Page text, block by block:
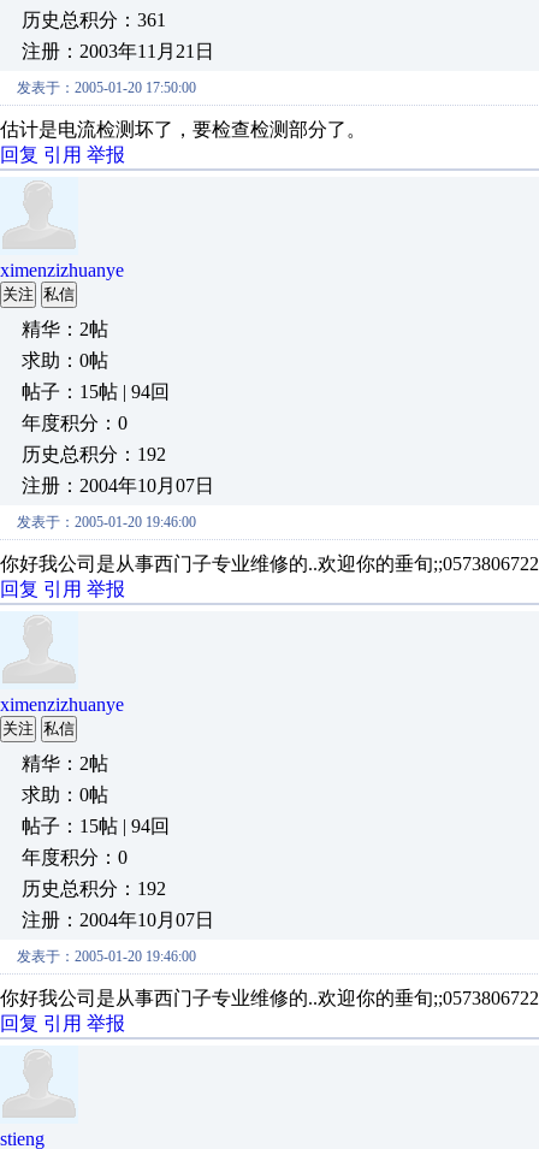
历史总积分：361
注册：2003年11月21日
发表于：2005-01-20 17:50:00
估计是电流检测坏了，要检查检测部分了。
回复 引用 举报
ximenzizhuanye
关注 私信
精华：2帖
求助：0帖
帖子：15帖 | 94回
年度积分：0
历史总积分：192
注册：2004年10月07日
发表于：2005-01-20 19:46:00
你好我公司是从事西门子专业维修的..欢迎你的垂旬
回复 引用 举报
ximenzizhuanye
关注 私信
精华：2帖
求助：0帖
帖子：15帖 | 94回
年度积分：0
历史总积分：192
注册：2004年10月07日
发表于：2005-01-20 19:46:00
你好我公司是从事西门子专业维修的..欢迎你的垂旬
回复 引用 举报
stieng